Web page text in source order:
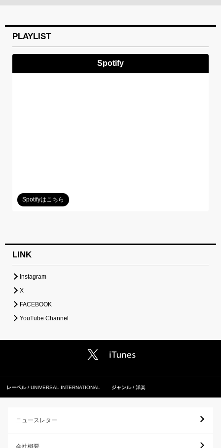
PLAYLIST
Spotify
Spotifyはこちら
LINK
Instagram
X
FACEBOOK
YouTube Channel
レーベル UNIVERSAL INTERNATIONAL ジャンル 洋楽
ニュースレター
会社概要